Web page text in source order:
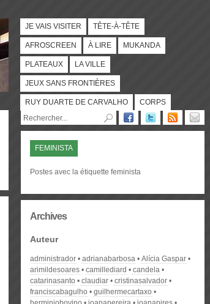
JE VAIS VISITER TÊTE-À-TÊTE
AFROSCREEN À LIRE MUKANDA
PLATEAUX LA VILLE
JEUX SANS FRONTIÈRES
RUY DUARTE DE CARVALHO CORPS
FEMINISTA
Postes avec la étiquette feminista
Archives
Auteur
administrador adrianabarbosa
Alícia Gaspar
arimildesoares
camillediard
candela
catarinasanto
claudiar
cristinasalvador
franciscabagulho
guilhermecartaxo